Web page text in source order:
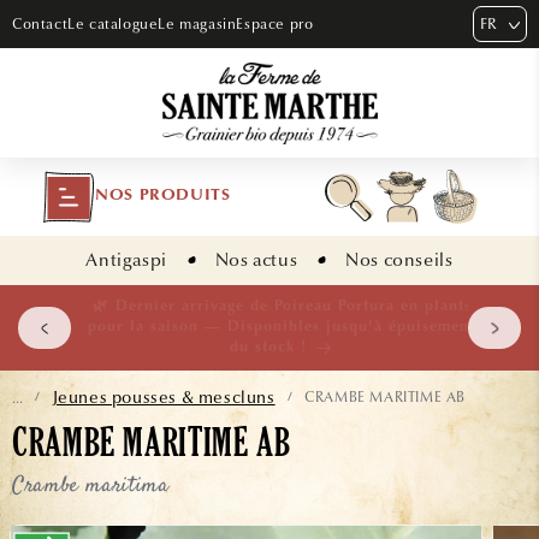
ET PASSER
ContactLe catalogueLe magasinEspace pro FR
NOS PRODUITS
Antigaspi Nos actus Nos conseils
... / Jeunes pousses & mescluns / CRAMBE MARITIME AB
CRAMBE MARITIME AB
Crambe maritima
AUX